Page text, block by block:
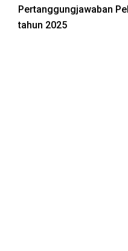
Pertanggungjawaban
tahun 2025